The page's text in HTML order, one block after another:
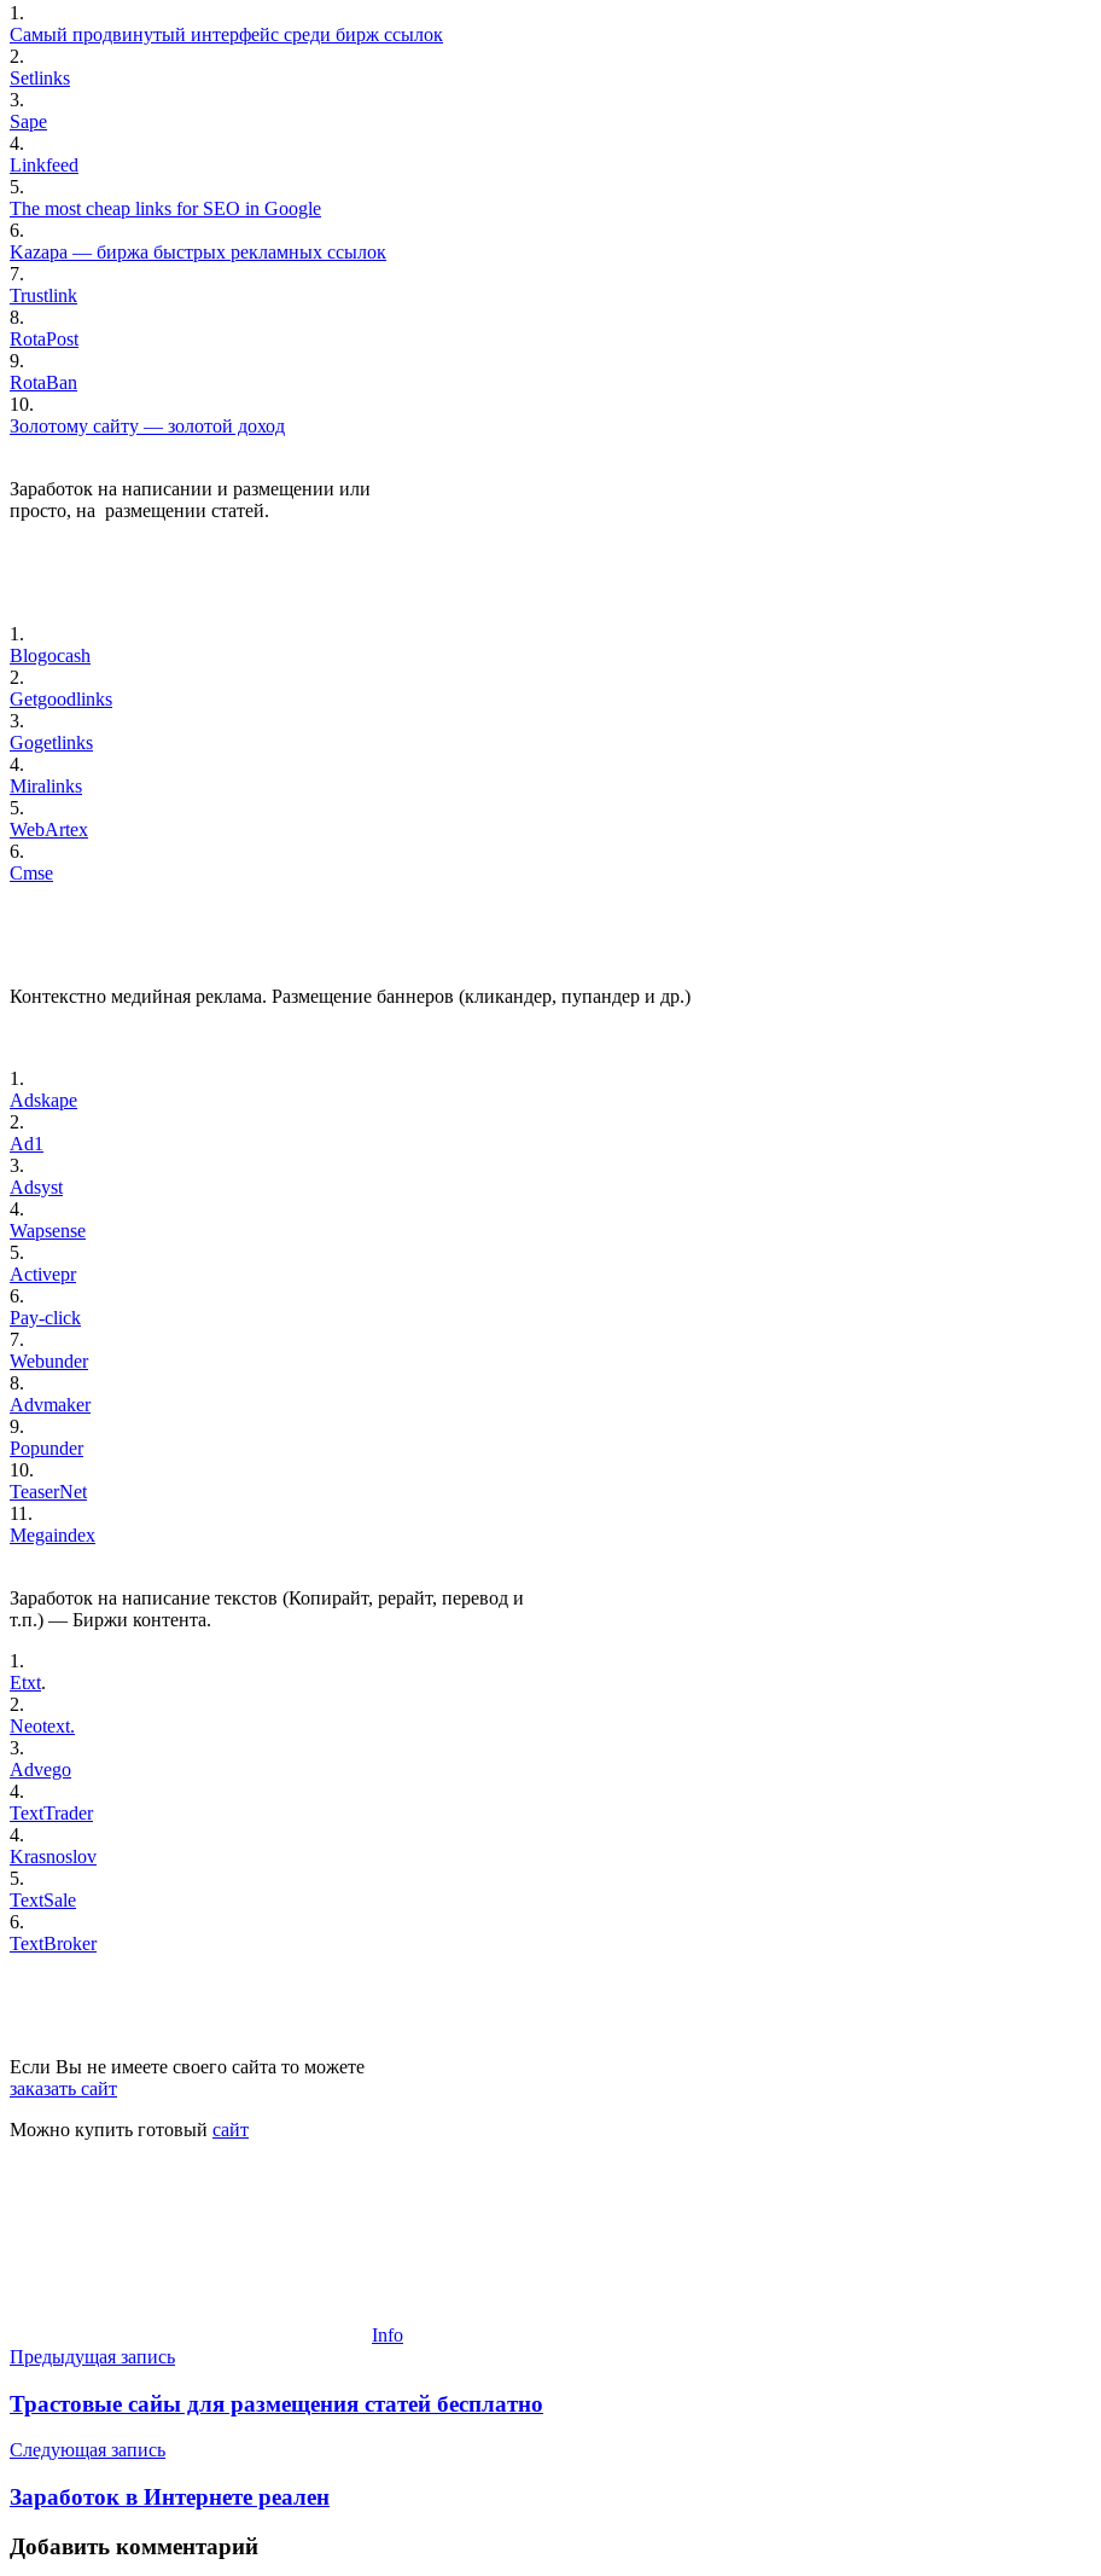
1.
Самый продвинутый интерфейс среди бирж ссылок
2.
Setlinks
3.
Sape
4.
Linkfeed
5.
The most cheap links for SEO in Google
6.
Kazapa — биржа быстрых рекламных ссылок
7.
Trustlink
8.
RotaPost
9.
RotaBan
10.
Золотому сайту — золотой доход
Заработок на написании и размещении или
просто, на размещении статей.
1.
Blogocash
2.
Getgoodlinks
3.
Gogetlinks
4.
Miralinks
5.
WebArtex
6.
Cmse
Контекстно медийная реклама. Размещение баннеров (кликандер, пупандер и др.)
1.
Adskape
2.
Ad1
3.
Adsyst
4.
Wapsense
5.
Activepr
6.
Pay-click
7.
Webunder
8.
Advmaker
9.
Popunder
10.
TeaserNet
11.
Megaindex
Заработок на написание текстов (Копирайт, рерайт, перевод и
т.п.) — Биржи контента.
1.
Etxt.
2.
Neotext.
3.
Advego
4.
TextTrader
4.
Krasnoslov
5.
TextSale
6.
TextBroker
Если Вы не имеете своего сайта то можете
заказать сайт
Можно купить готовый сайт
Info
Навигация
по
записям
Предыдущая запись
Трастовые сайы для размещения статей бесплатно
Следующая запись
Заработок в Интернете реален
Добавить комментарий